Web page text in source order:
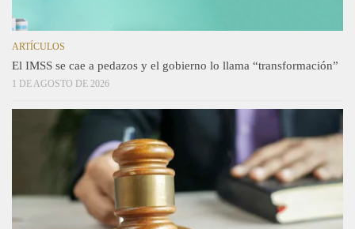
ARTÍCULOS
El IMSS se cae a pedazos y el gobierno lo llama “transformación”
1 DE AGOSTO DE 2026